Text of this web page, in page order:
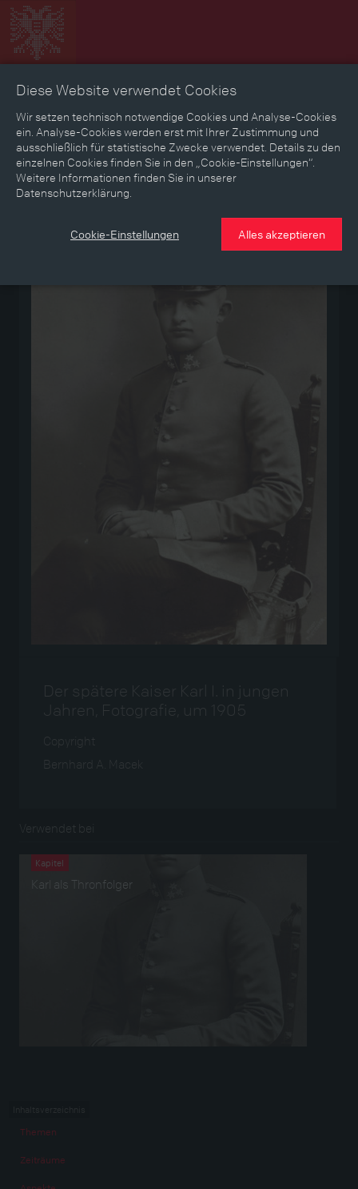
Zeitbild Zeitreise Landkarte Erinnerungen
Mediathek Textmodus
Medium
Der spätere Kaiser Karl I. in jungen
Jahren, Fotografie, um 1905
Copyright
Bernhard A. Macek
Verwendet bei
Kapitel
Karl als Thronfolger
Themen
Zeiträume
Diese Website verwendet Cookies
Wir setzen technisch notwendige Cookies und Analyse-Cookies
ein. Analyse-Cookies werden erst mit Ihrer Zustimmung und
ausschließlich für statistische Zwecke verwendet. Details zu den
einzelnen Cookies finden Sie in den „Cookie-Einstellungen“.
Weitere Informationen finden Sie in unserer
Datenschutzerklärung.
Cookie-Einstellungen Alles akzeptieren